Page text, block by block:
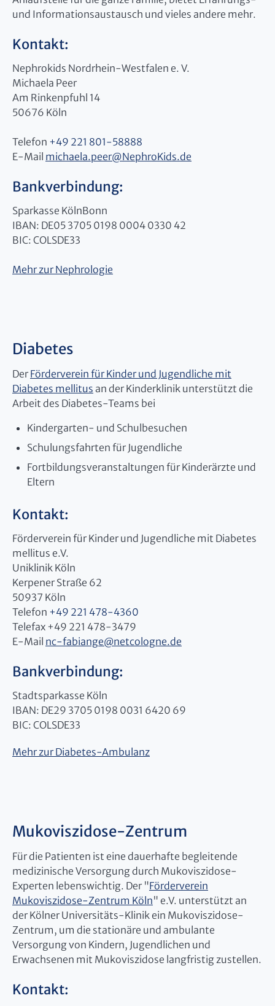
und Informationsaustausch und vieles andere mehr.
Kontakt:
Nephrokids Nordrhein-Westfalen e. V.
Michaela Peer
Am Rinkenpfuhl 14
50676 Köln
Telefon +49 221 801-58888
E-Mail michaela.peer@NephroKids.de
Bankverbindung:
Sparkasse KölnBonn
IBAN: DE05 3705 0198 0004 0330 42
BIC: COLSDE33
Mehr zur Nephrologie
Diabetes
Der Förderverein für Kinder und Jugendliche mit
Diabetes mellitus an der Kinderklinik unterstützt die
Arbeit des Diabetes-Teams bei
Kindergarten- und Schulbesuchen
Schulungsfahrten für Jugendliche
Fortbildungsveranstaltungen für Kinderärzte und
Eltern
Kontakt:
Förderverein für Kinder und Jugendliche mit Diabetes
mellitus e.V.
Uniklinik Köln
Kerpener Straße 62
50937 Köln
Telefon +49 221 478-4360
Telefax +49 221 478-3479
E-Mail nc-fabiange@netcologne.de
Bankverbindung:
Stadtsparkasse Köln
IBAN: DE29 3705 0198 0031 6420 69
BIC: COLSDE33
Mehr zur Diabetes-Ambulanz
Mukoviszidose-Zentrum
Für die Patienten ist eine dauerhafte begleitende
medizinische Versorgung durch Mukoviszidose-
Experten lebenswichtig. Der "Förderverein
Mukoviszidose-Zentrum Köln" e.V. unterstützt an
der Kölner Universitäts-Klinik ein Mukoviszidose-
Zentrum, um die stationäre und ambulante
Versorgung von Kindern, Jugendlichen und
Erwachsenen mit Mukoviszidose langfristig zustellen.
Kontakt: